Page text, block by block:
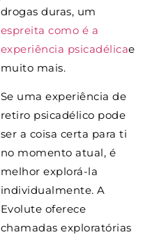
drogas duras, um
espreita como é a
experiência psicadélicae
muito mais.
Se uma experiência de
retiro psicadélico pode
ser a coisa certa para ti
no momento atual, é
melhor explorá-la
individualmente. A
Evolute oferece
chamadas exploratórias